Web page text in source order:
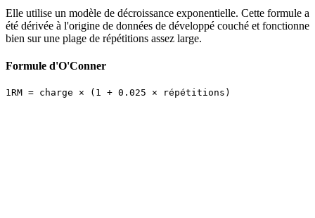
Elle utilise un modèle de décroissance exponentielle. Cette formule a
été dérivée à l'origine de données de développé couché et fonctionne
bien sur une plage de répétitions assez large.
Formule d'O'Conner